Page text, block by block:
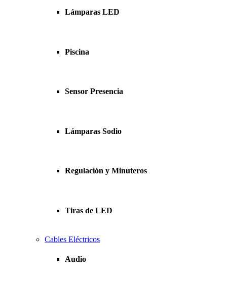
Lámparas LED
Piscina
Sensor Presencia
Lámparas Sodio
Regulación y Minuteros
Tiras de LED
Cables Eléctricos
Audio